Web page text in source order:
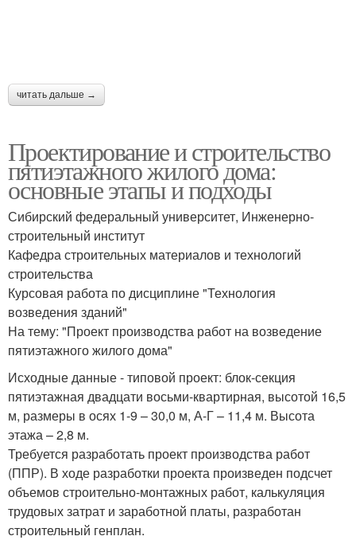
читать дальше →
Проектирование и строительство
пятиэтажного жилого дома:
основные этапы и подходы
Сибирский федеральный университет, Инженерно-
строительный институт
Кафедра строительных материалов и технологий
строительства
Курсовая работа по дисциплине "Технология
возведения зданий"
На тему: "Проект производства работ на возведение
пятиэтажного жилого дома"
Исходные данные - типовой проект: блок-секция
пятиэтажная двадцати восьми-квартирная, высотой 16,5
м, размеры в осях 1-9 – 30,0 м, А-Г – 11,4 м. Высота
этажа – 2,8 м.
Требуется разработать проект производства работ
(ППР). В ходе разработки проекта произведен подсчет
объемов строительно-монтажных работ, калькуляция
трудовых затрат и заработной платы, разработан
строительный генплан.